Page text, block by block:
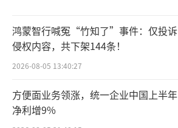
鸿蒙智行喊冤“竹知了”事件：仅投诉
侵权内容，共下架144条！
2026-08-05 13:40:27
方便面业务领涨，统一企业中国上半年
净利增9%